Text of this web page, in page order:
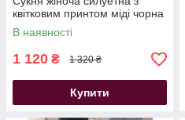
квітковим принтом міді чорна
В наявності
1 120 ₴ 1 320 ₴
Купити